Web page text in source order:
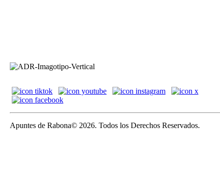
Apuntes de Rabona© 2026. Todos los Derechos Reservados.